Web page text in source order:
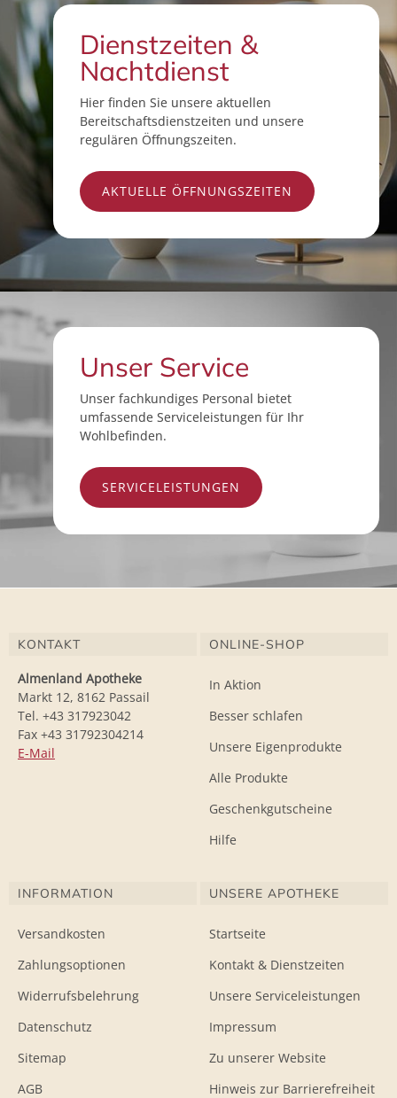
Dienstzeiten &
Nachtdienst
Hier finden Sie unsere aktuellen
Bereitschaftsdienstzeiten und unsere
regulären Öffnungszeiten.
AKTUELLE ÖFFNUNGSZEITEN
Unser Service
Unser fachkundiges Personal bietet
umfassende Serviceleistungen für Ihr
Wohlbefinden.
SERVICELEISTUNGEN
KONTAKT
Almenland Apotheke
Markt 12, 8162 Passail
Tel. +43 317923042
Fax +43 31792304214
E-Mail
ONLINE-SHOP
In Aktion
Besser schlafen
Unsere Eigenprodukte
Alle Produkte
Geschenkgutscheine
Hilfe
INFORMATION
Versandkosten
Zahlungsoptionen
Widerrufsbelehrung
Datenschutz
Sitemap
AGB
UNSERE APOTHEKE
Startseite
Kontakt & Dienstzeiten
Unsere Serviceleistungen
Impressum
Zu unserer Website
Hinweis zur Barrierefreiheit